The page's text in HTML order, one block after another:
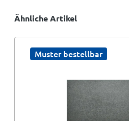
Ähnliche Artikel
Muster bestellbar